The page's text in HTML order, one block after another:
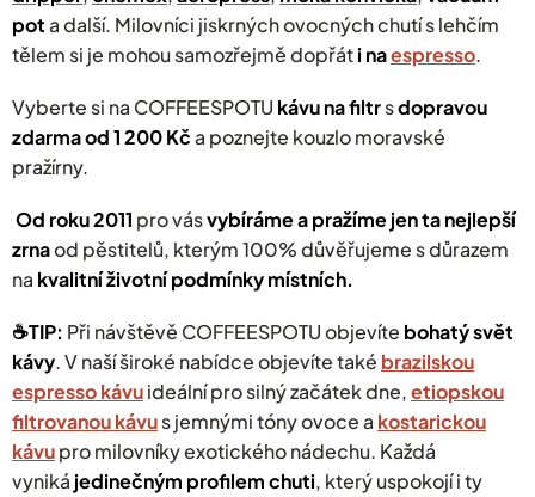
y
v
ý
i
s
u
pota další. Milovníci jiskrných ovocných chutí s lehčím
tělem si je mohou samozřejmě dopřáti naespresso.
Vyberte si na COFFEESPOTU kávu na filtrsdopravou
zdarma od 1 200 Kča poznejte kouzlo moravské
pražírny.
Od roku 2011 pro vásvybíráme a pražíme jen ta nejlepší
zrnaod pěstitelů, kterým 100% důvěřujeme s důrazem
na kvalitní životní podmínky místních.
☕️TIP: Při návštěvě COFFEESPOTU objevíte bohatý svět
kávy.V naší široké nabídce objevíte také brazilskou
espresso kávuideální pro silný začátek dne,etiopskou
filtrovanou kávus jemnými tóny ovoce a kostarickou
kávupro milovníky exotického nádechu. Každá
vyniká jedinečným profilem chuti, který uspokojí i ty